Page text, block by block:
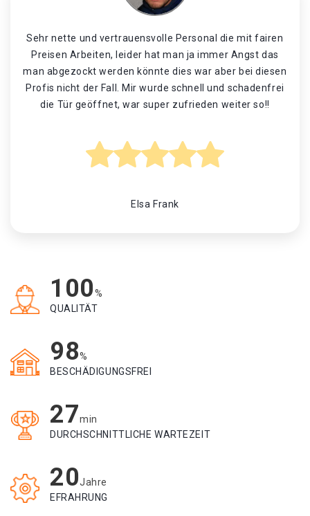
Sehr nette und vertrauensvolle Personal die mit fairen
Preisen Arbeiten, leider hat man ja immer Angst das
man abgezockt werden könnte dies war aber bei diesen
Profis nicht der Fall. Mir wurde schnell und schadenfrei
die Tür geöffnet, war super zufrieden weiter so!!
Elsa Frank
100%
QUALITÄT
98%
BESCHÄDIGUNGSFREI
27min
DURCHSCHNITTLICHE WARTEZEIT
20Jahre
EFRAHRUNG